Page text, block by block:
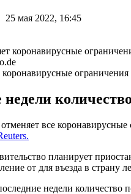
25 мая 2022, 16:45
ограничения
недели
все коронавирусные
планирует
от для въезда в страну
недели